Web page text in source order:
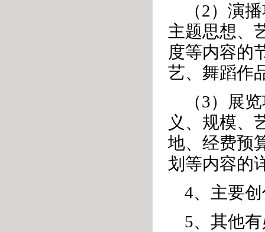
（2）演
主题思想、
度等内容的
艺、舞蹈作
（3）展
义、规模、
地、经费预
划等内容的
4、主要
5、其他